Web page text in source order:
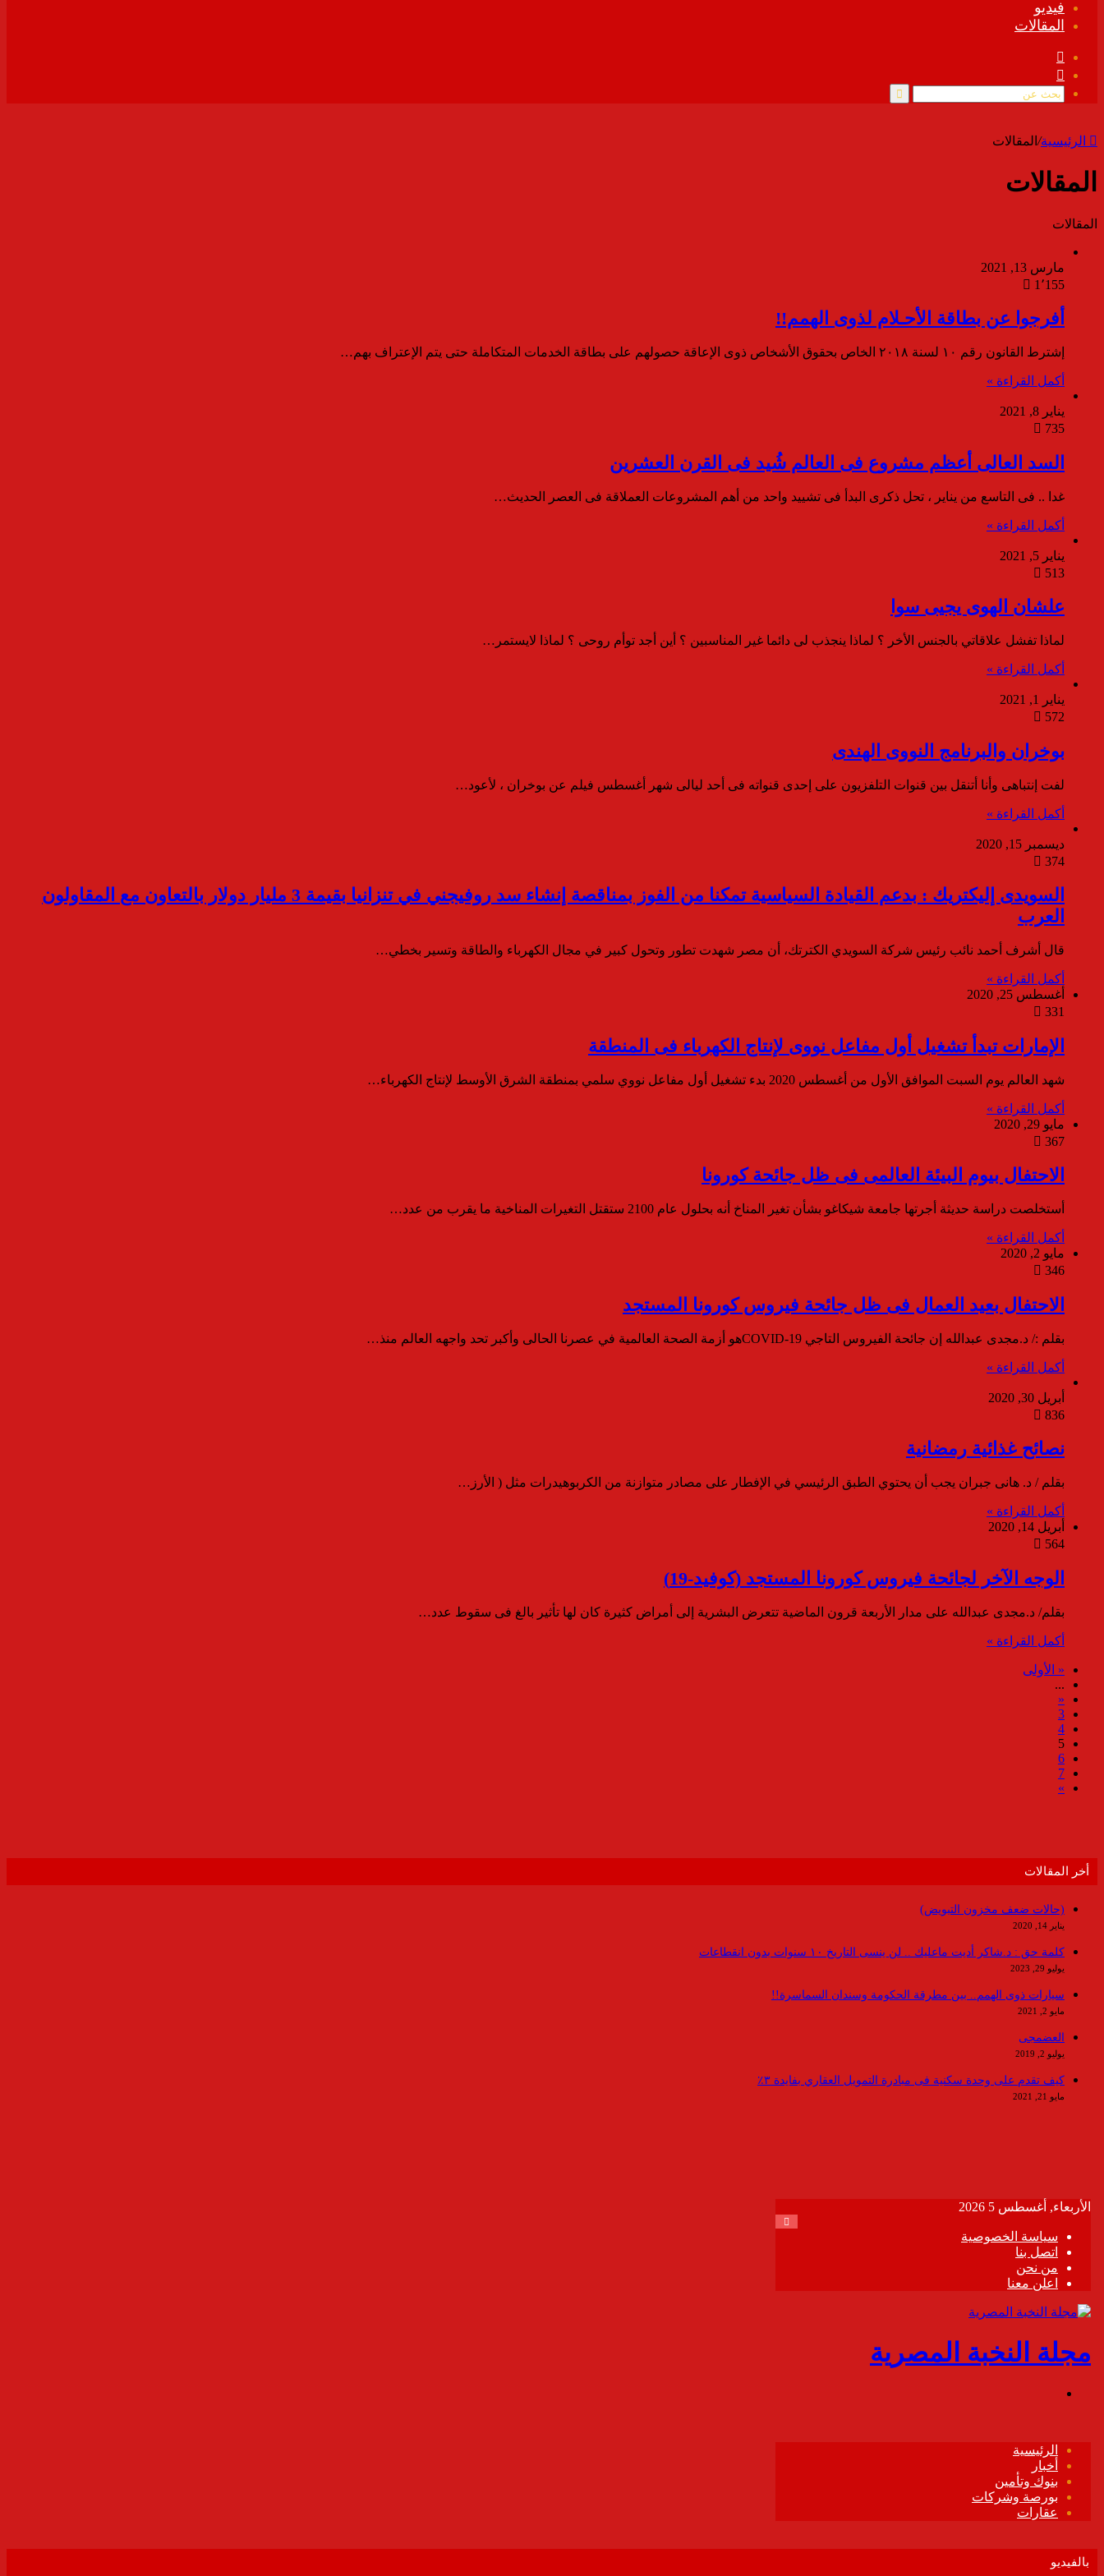
فيديو
المقالات
الموقع
RSS
بحث
الرئيسية/ المقالات
المقالات
المقالات
مارس 13, 2021
1٬155
أفرجوا عن بطاقة الأحـلام لذوى الهمم!!
إشترط القانون رقم ١٠ لسنة ٢٠١٨ الخاص بحقوق الأشخاص ذوى الإعاقة حصولهم على بطاقة الخدمات المتكاملة حتى يتم الإعتراف بهم…
أكمل القراءة »
يناير 8, 2021
735
السد العالى أعظم مشروع فى العالم شُيد فى القرن العشرين
غدا .. فى التاسع من يناير ، تحل ذكرى البدأ فى تشييد واحد من أهم المشروعات العملاقة فى العصر الحديث…
أكمل القراءة »
يناير 5, 2021
513
علشان الهوى يجيى سوا
لماذا تفشل علاقاتي بالجنس الأخر ؟ لماذا ينجذب لى دائما غير المناسبين ؟ أين أجد توأم روحى ؟ لماذا لايستمر…
أكمل القراءة »
يناير 1, 2021
572
بوخران والبرنامج النووى الهندى
لفت إنتباهى وأنا أتنقل بين قنوات التلفزيون على إحدى قنواته فى أحد ليالى شهر أغسطس فيلم عن بوخران ، لأعود…
أكمل القراءة »
ديسمبر 15, 2020
374
السويدى إليكتريك : بدعم القيادة السياسية تمكنا من الفوز بمناقصة إنشاء سد روفيجني في تنزانيا بقيمة 3 مليار دولار بالتعاون مع المقاولون
العرب
قال أشرف أحمد نائب رئيس شركة السويدي الكترتك، أن مصر شهدت تطور وتحول كبير في مجال الكهرباء والطاقة وتسير بخطي…
أكمل القراءة »
أغسطس 25, 2020
331
الإمارات تبدأ تشغيل أول مفاعل نووى لإنتاج الكهرباء فى المنطقة
شهد العالم يوم السبت الموافق الأول من أغسطس 2020 بدء تشغيل أول مفاعل نووي سلمي بمنطقة الشرق الأوسط لإنتاج الكهرباء…
أكمل القراءة »
مايو 29, 2020
367
الاحتفال بيوم البيئة العالمى فى ظل جائحة كورونا
أستخلصت دراسة حديثة أجرتها جامعة شيكاغو بشأن تغير المناخ أنه بحلول عام 2100 ستقتل التغيرات المناخية ما يقرب من عدد…
أكمل القراءة »
مايو 2, 2020
346
الاحتفال بعيد العمال فى ظل جائحة فيروس كورونا المستجد
بقلم :/ د.مجدى عبدالله إن جائحة الفيروس التاجي COVID-19هو أزمة الصحة العالمية في عصرنا الحالى وأكبر تحد واجهه العالم منذ…
أكمل القراءة »
أبريل 30, 2020
836
نصائح غذائية رمضانية
بقلم / د. هانى جبران يجب أن يحتوي الطبق الرئيسي في الإفطار على مصادر متوازنة من الكربوهيدرات مثل ( الأرز…
أكمل القراءة »
أبريل 14, 2020
564
الوجه الآخر لجائحة فيروس كورونا المستجد (كوفيد-19)
بقلم/ د.مجدى عبدالله على مدار الأربعة قرون الماضية تتعرض البشرية إلى أمراض كثيرة كان لها تأثير بالغ فى سقوط عدد…
أكمل القراءة »
« الأولى
...
«
3
4
5
6
7
»
أخر المقالات
(حالات ضعف مخزون التبويض)
يناير 14, 2020
كلمة حق : د.شاكر أديت ماعليك .. لن ينسى التاريخ ١٠ سنوات بدون انقطاعات
يوليو 29, 2023
سيارات ذوى الهمم.. بين مطرقة الحكومة وسندان السماسرة!!
مايو 2, 2021
العضمجى
يوليو 2, 2019
كيف تقدم على وحدة سكنية فى مبادرة التمويل العقاري بفايدة ٣٪
مايو 21, 2021
بالفيديو